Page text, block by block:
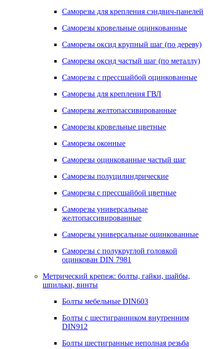
Саморезы для крепления сэндвич-панелей
Саморезы кровельные оцинкованные
Саморезы оксид крупный шаг (по дереву)
Саморезы оксид частый шаг (по металлу)
Саморезы с прессшайбой оцинкованные
Саморезы для крепления ГВЛ
Саморезы желтопассивированные
Саморезы кровельные цветные
Саморезы оконные
Саморезы оцинкованные частый шаг
Саморезы полуцилиндрические
Саморезы с прессшайбой цветные
Саморезы универсальные
желтопассивированные
Саморезы универсальные оцинкованные
Саморезы с полукруглой головкой
оцинкован DIN 7981
Метрический крепеж: болты, гайки, шайбы,
шпильки, винты
Болты мебельные DIN603
Болты с шестигранником внутренним
DIN912
Болты шестигранные неполная резьба